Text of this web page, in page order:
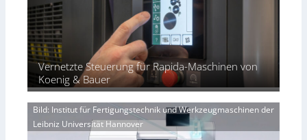
ie
V
o
r
j
a
n
d
i
e
r
g
e
e
r
Vernetzte Steuerung für Rapida-Maschinen von
Koenig & Bauer
Bild: Institut für Fertigungstechnik und Werkzeugmaschinen der
Leibniz Universität Hannover